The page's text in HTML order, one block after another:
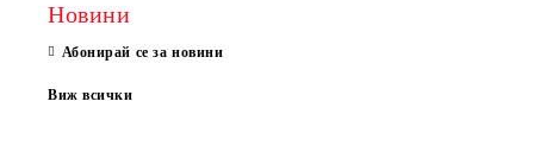
Новини
Абонирай се за новини
Виж всички